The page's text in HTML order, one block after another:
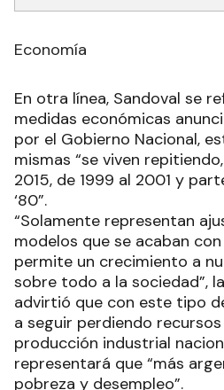
Economía
En otra línea, Sandoval se
medidas económicas
por el Gobierno Nacional,
mismas “se viven
2015, de 1999 al 2001 y
‘80”.
“Solamente representan
modelos que se acaban
permite un crecimiento a
sobre todo a la sociedad”,
advirtió que con este tipo
a seguir perdiendo
producción industrial
representará que “más
pobreza y desempleo”.